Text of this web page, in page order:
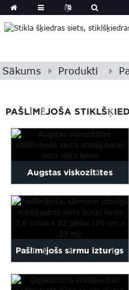
Sākums Produkti
PAŠLĪMĒJOŠA
Augstas viskozitātes
pašlīmējoša akrila
stiklšķiedras līme
Pašlīmējošs sārmu izturīgs
stiklšķiedras siets...